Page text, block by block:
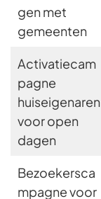
gen met
gemeenten
Activatiecam
pagne
huiseigenaren
voor open
dagen
Bezoekersca
mpagne voor